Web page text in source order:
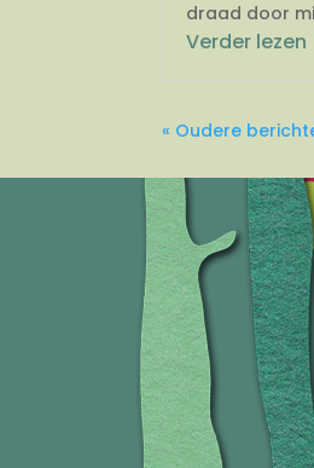
draad door
Verder lezen
« Oudere